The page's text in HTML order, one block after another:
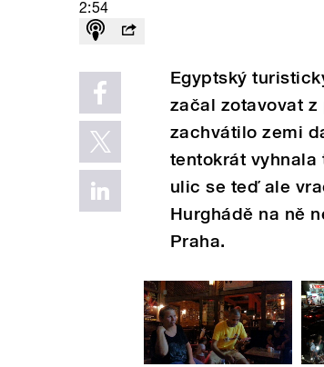
2:54
Egyptský
začal zotavovat
zachvátilo zemi
tentokrát vyhnala
ulic se teď ale
Hurghádě na ně
Praha.